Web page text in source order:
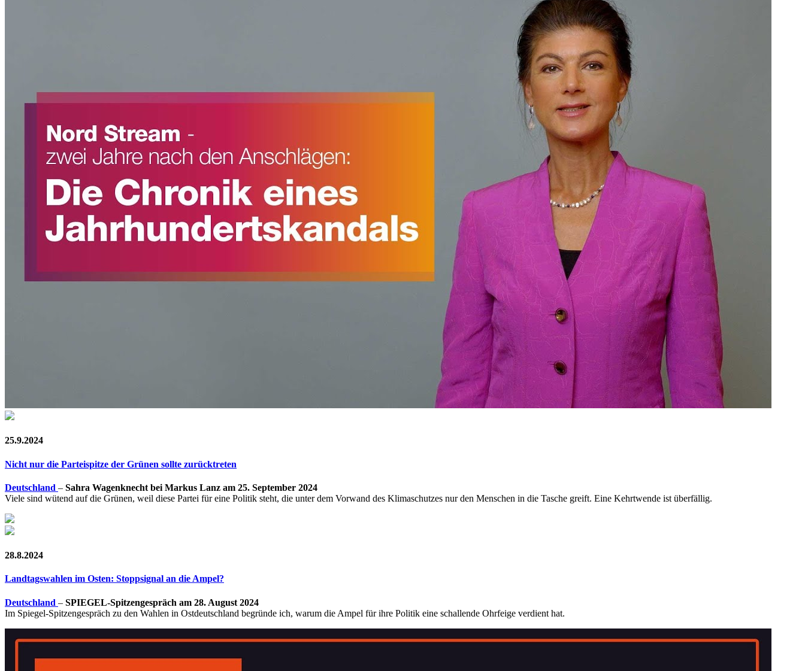
25.9.2024
Nicht nur die Parteispitze der Grünen sollte zurücktreten
Deutschland – Sahra Wagenknecht bei Markus Lanz am 25. September 2024
Viele sind wütend auf die Grünen, weil diese Partei für eine Politik steht, die unter dem Vorwand des Klimaschutzes nur den Menschen in die Tasche greift. Eine Kehrtwende ist überfällig.
28.8.2024
Landtagswahlen im Osten: Stoppsignal an die Ampel?
Deutschland – SPIEGEL-Spitzengespräch am 28. August 2024
Im Spiegel-Spitzengespräch zu den Wahlen in Ostdeutschland begründe ich, warum die Ampel für ihre Politik eine schallende Ohrfeige verdient hat.